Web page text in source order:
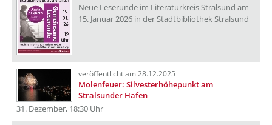
Neue Leserunde im Literaturkreis Stralsund am
15. Januar 2026 in der Stadtbibliothek Stralsund
veröffentlicht am 28.12.2025
Molenfeuer: Silvesterhöhepunkt am
Stralsunder Hafen
31. Dezember, 18:30 Uhr